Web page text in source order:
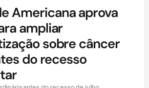
Americana aprova
ampliar
sobre câncer
do recesso